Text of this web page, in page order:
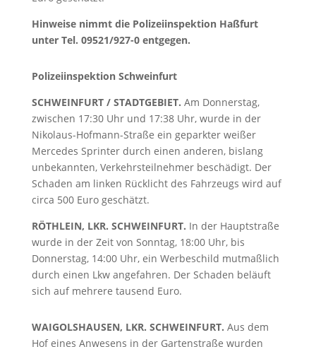
Hinweise nimmt die Polizeiinspektion Haßfurt
unter Tel. 09521/927-0 entgegen.
Polizeiinspektion Schweinfurt
SCHWEINFURT / STADTGEBIET. Am Donnerstag,
zwischen 17:30 Uhr und 17:38 Uhr, wurde in der
Nikolaus-Hofmann-Straße ein geparkter weißer
Mercedes Sprinter durch einen anderen, bislang
unbekannten, Verkehrsteilnehmer beschädigt. Der
Schaden am linken Rücklicht des Fahrzeugs wird auf
circa 500 Euro geschätzt.
RÖTHLEIN, LKR. SCHWEINFURT. In der Hauptstraße
wurde in der Zeit von Sonntag, 18:00 Uhr, bis
Donnerstag, 14:00 Uhr, ein Werbeschild mutmaßlich
durch einen Lkw angefahren. Der Schaden beläuft
sich auf mehrere tausend Euro.
WAIGOLSHAUSEN, LKR. SCHWEINFURT. Aus dem
Hof eines Anwesens in der Gartenstraße wurden